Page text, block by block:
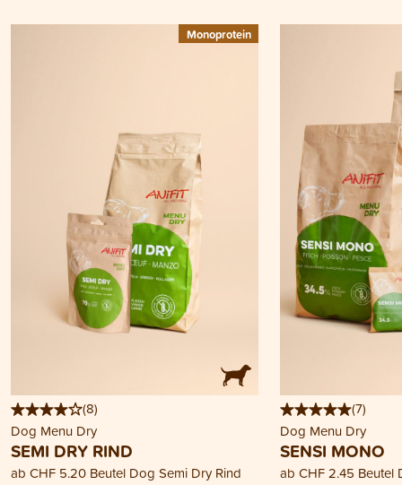
Monoprotein
(8)
Dog Menu Dry
SEMI DRY RIND
ab CHF 5.20 Beutel Dog Semi Dry Rind
(7)
Dog Menu Dry
SENSI MONO
ab CHF 2.45 Beutel